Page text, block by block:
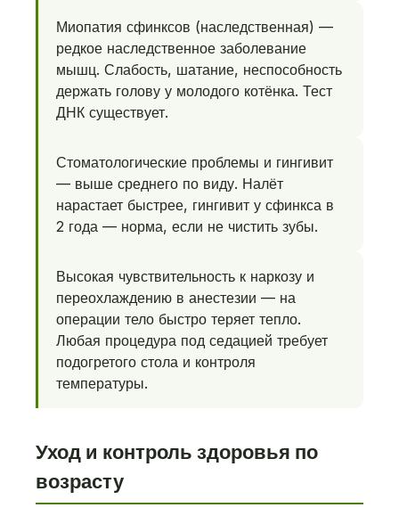
Миопатия сфинксов (наследственная) —
редкое наследственное заболевание
мышц. Слабость, шатание, неспособность
держать голову у молодого котёнка. Тест
ДНК существует.
Стоматологические проблемы и гингивит
— выше среднего по виду. Налёт
нарастает быстрее, гингивит у сфинкса в
2 года — норма, если не чистить зубы.
Высокая чувствительность к наркозу и
переохлаждению в анестезии — на
операции тело быстро теряет тепло.
Любая процедура под седацией требует
подогретого стола и контроля
температуры.
Уход и контроль здоровья по
возрасту